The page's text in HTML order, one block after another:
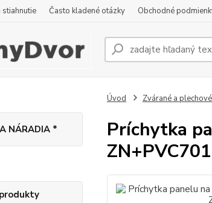
stiahnutie Často kladené otázky Obchodné
NÁRADIA *
Úvod Zvárané a
Príchytka